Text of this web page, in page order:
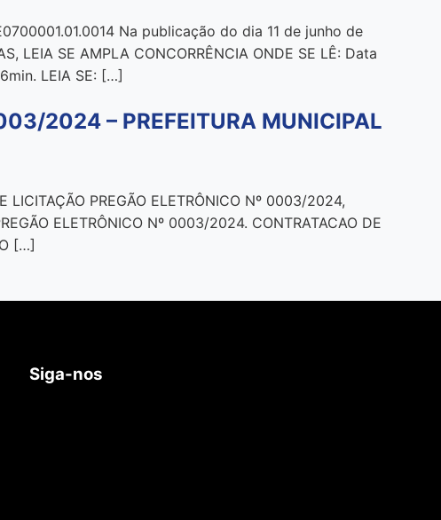
Na publicação do dia 11 de junho de
LEIA SE AMPLA CONCORRÊNCIA ONDE SE LÊ: Data
LEIA SE: […]
2024 – PREFEITURA MUNICIPAL
LICITAÇÃO PREGÃO ELETRÔNICO Nº 0003/2024,
ELETRÔNICO Nº 0003/2024. CONTRATACAO DE
[…]
Siga-nos